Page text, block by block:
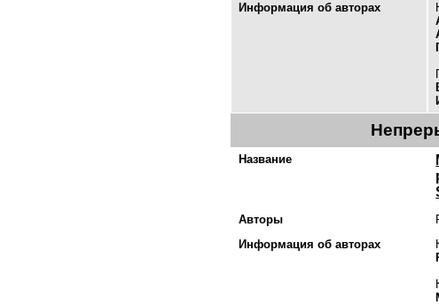
Информация об авторах
Название
Авторы
Информация об авторах